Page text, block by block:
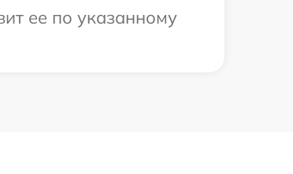
ее по указанному